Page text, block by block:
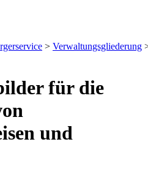
> Verwaltungsgliederung
für die
und